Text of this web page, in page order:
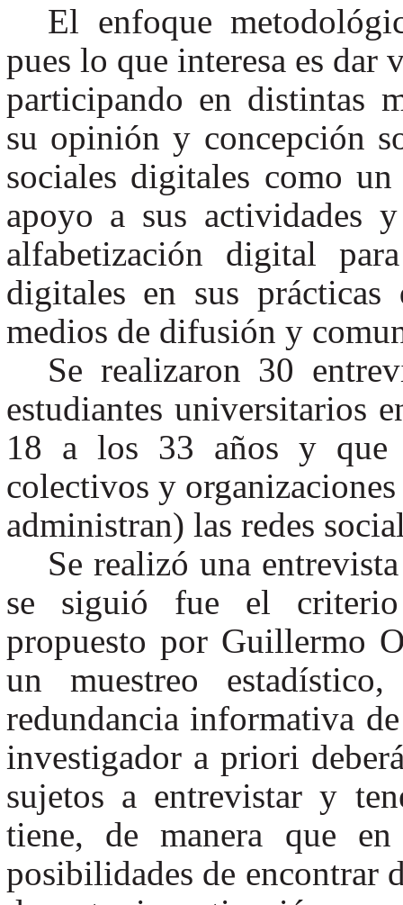
El enfoque
pues lo que interesa es dar
participando en distintas
su opinión y concepción
sociales digitales como
apoyo a sus actividades
alfabetización digital
digitales en sus
medios de difusión y
Se realizaron 30
estudiantes universitarios
18 a los 33 años y que
colectivos y
administran) las redes
Se realizó una
se siguió fue el criterio
propuesto por Guillermo
un muestreo
redundancia informativa
investigador a priori
sujetos a entrevistar y
tiene, de manera que
posibilidades de encontrar